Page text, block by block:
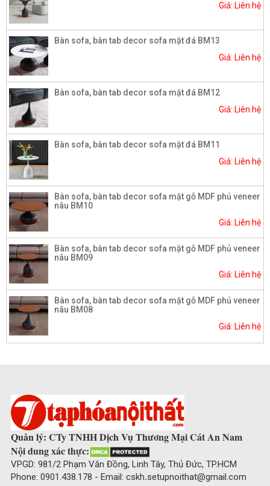
Giá: Liên hệ
Bàn sofa, bàn tab decor sofa mặt đá BM13
Giá: Liên hệ
Bàn sofa, bàn tab decor sofa mặt đá BM12
Giá: Liên hệ
Bàn sofa, bàn tab decor sofa mặt đá BM11
Giá: Liên hệ
Bàn sofa, bàn tab decor sofa mặt gỗ MDF phủ veneer
nâu BM10
Giá: Liên hệ
Bàn sofa, bàn tab decor sofa mặt gỗ MDF phủ veneer
nâu BM09
Giá: Liên hệ
Bàn sofa, bàn tab decor sofa mặt gỗ MDF phủ veneer
nâu BM08
Giá: Liên hệ
Quản lý: CTy TNHH Dịch Vụ Thương Mại Cát An Nam
Nội dung xác thực:
VPGD: 981/2 Phạm Văn Đồng, Linh Tây, Thủ Đức, TP.HCM
Phone: 0901.438.178 - Email: cskh.setupnoithat@gmail.com